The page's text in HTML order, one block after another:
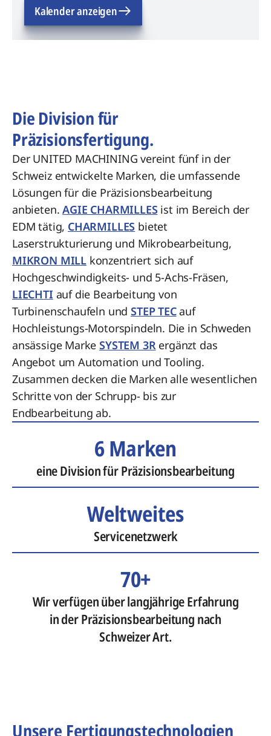
Kalender anzeigen
Die Division für
Präzisionsfertigung.
Der UNITED MACHINING vereint fünf in der
Schweiz entwickelte Marken, die umfassende
Lösungen für die Präzisionsbearbeitung
anbieten.AGIE CHARMILLES ist im Bereich der
EDM tätig, CHARMILLES bietet
Laserstrukturierung und Mikrobearbeitung,
MIKRON MILL konzentriert sich auf
Hochgeschwindigkeits- und 5-Achs-Fräsen,
LIECHTI auf die Bearbeitung von
Turbinenschaufeln undSTEP TECauf
Hochleistungs-Motorspindeln. Die in Schweden
ansässige MarkeSYSTEM 3Rergänzt das
Angebot um Automation und Tooling.
Zusammen decken die Marken alle wesentlichen
Schritte von der Schrupp- bis zur
Endbearbeitung ab.
6 Marken
eine Division für Präzisionsbearbeitung
Weltweites
Servicenetzwerk
70+
Wir verfügen über langjährige Erfahrung
in der Präzisionsbearbeitung nach
Schweizer Art.
Unsere Fertigungstechnologien